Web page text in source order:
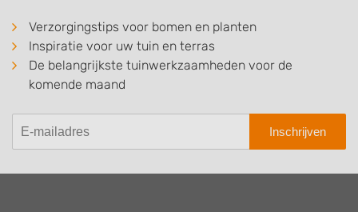
Verzorgingstips voor bomen en planten
Inspiratie voor uw tuin en terras
De belangrijkste tuinwerkzaamheden voor de
komende maand
Inschrijven